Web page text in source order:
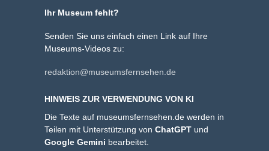
Ihr Museum fehlt?
Senden Sie uns einfach einen Link auf Ihre
Museums-Videos zu:
redaktion@museumsfernsehen.de
HINWEIS ZUR VERWENDUNG VON KI
Die Texte auf museumsfernsehen.de werden in
Teilen mit Unterstützung von ChatGPT und
Google Gemini bearbeitet.